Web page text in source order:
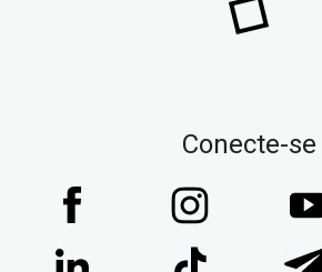
Conecte-se